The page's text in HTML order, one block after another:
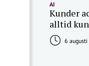
AI
Kunder
alltid
6 augusti